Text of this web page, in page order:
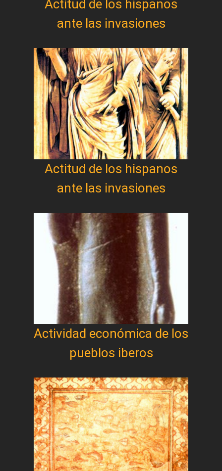
Actitud de los hispanos
ante las invasiones
Actitud de los hispanos
ante las invasiones
Actividad económica de los
pueblos iberos